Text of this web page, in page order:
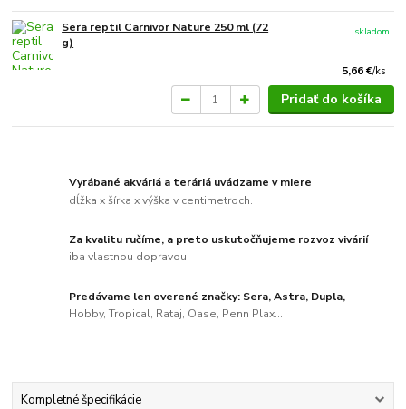
Sera reptil Carnivor Nature 250 ml (72
g)
5,66 €/ks
skladom
Pridať do košíka
Vyrábané akváriá a teráriá uvádzame v miere
dĺžka x šírka x výška v centimetroch.
Za kvalitu ručíme, a preto uskutočňujeme rozvoz vivárií
iba vlastnou dopravou.
Predávame len overené značky: Sera, Astra, Dupla,
Hobby, Tropical, Rataj, Oase, Penn Plax...
Kompletné špecifikácie